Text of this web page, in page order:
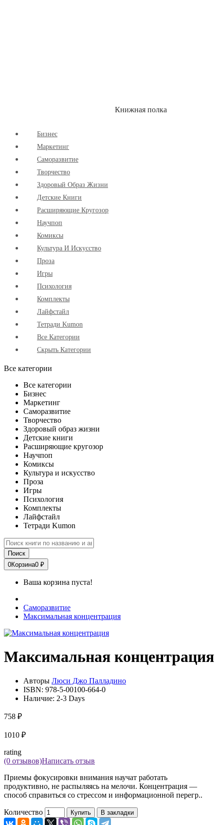
Книжная полка
Бизнес
Маркетинг
Cаморазвитие
Творчество
Здоровый Образ Жизни
Детские Книги
Расширяющие Кругозор
Научпоп
Комиксы
Культура И Искусство
Проза
Игры
Психология
Комплекты
Лайфстайл
Тетради Kumon
Все Категории
Скрыть Категории
Все категории
Все категории
Бизнес
Маркетинг
Саморазвитие
Творчество
Здоровый образ жизни
Детские книги
Расширяющие кругозор
Научпоп
Комиксы
Культура и искусство
Проза
Игры
Психология
Комплекты
Лайфстайл
Тетради Kumon
Поиск
0Корзина0 ₽
Ваша корзина пуста!
Саморазвитие
Максимальная концентрация
Максимальная концентрация
Авторы Люси Джо Палладино
ISBN: 978-5-00100-664-0
Наличие: 2-3 Days
758 ₽
1010 ₽
rating
(0 отзывов)Написать отзыв
Приемы фокусировки внимания научат работать
продуктивно, не распыляясь на мелочи. Концентрация —
способ справиться со стрессом и информационной перегр..
Количество Купить В закладки